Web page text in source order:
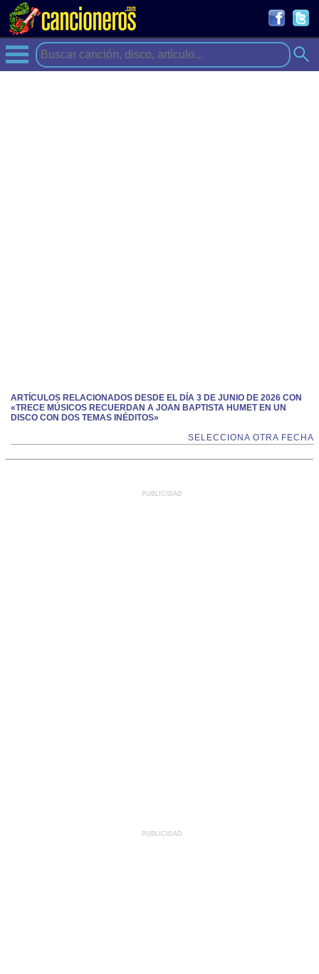
ARTÍCULOS RELACIONADOS DESDE EL DÍA 3 DE JUNIO DE 2026 CON
«TRECE MÚSICOS RECUERDAN A JOAN BAPTISTA HUMET EN UN
DISCO CON DOS TEMAS INÉDITOS»
SELECCIONA OTRA FECHA
PUBLICIDAD
PUBLICIDAD